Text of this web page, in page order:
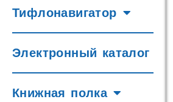
Тифлонавигатор
Электронный каталог
Книжная полка